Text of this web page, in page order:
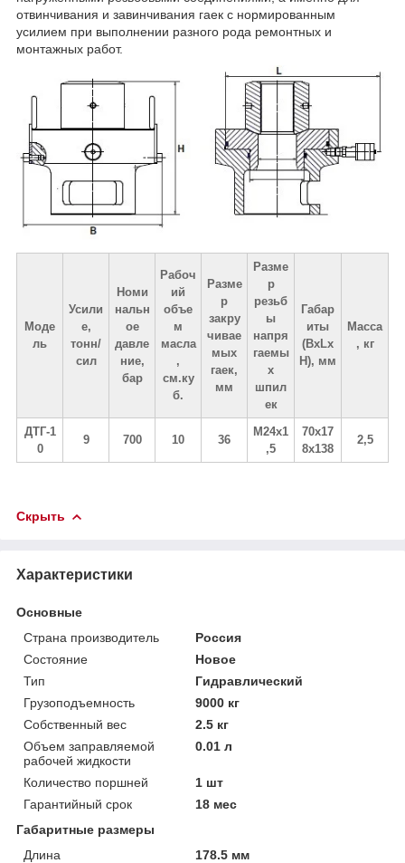
отвинчивания и завинчивания гаек с нормированным
усилием при выполнении разного рода ремонтных и
монтажных работ.
Моде
ль
Усили
е,
тонн/
сил
Номи
нальн
ое
давле
ние,
бар
Рабоч
ий
объе
м
масла
,
см.ку
б.
Разме
р
закру
чивае
мых
гаек,
мм
Разме
р
резьб
ы
напря
гаемы
х
шпил
ек
Габар
иты
(BxLx
H), мм
Масса
, кг
ДТГ-1
0
9 700 10 36
М24х1
,5
70х17
8x138
2,5
Скрыть
Характеристики
Основные
Страна производитель
Россия
Состояние
Новое
Тип
Гидравлический
Грузоподъемность
9000 кг
Собственный вес
2.5 кг
Объем заправляемой
рабочей жидкости
0.01 л
Количество поршней
1 шт
Гарантийный срок
18 мес
Габаритные размеры
Длина
178.5 мм